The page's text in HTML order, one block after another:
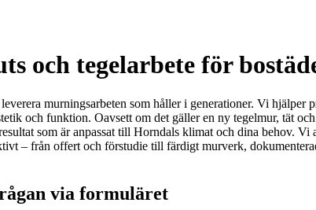
och tegelarbete för
murningsarbeten som håller i generationer. Vi hjälper
och funktion. Oavsett om det gäller en ny tegelmur, tät
som är anpassat till Horndals klimat och dina behov. Vi
– från offert och förstudie till färdigt murverk,
via formuläret